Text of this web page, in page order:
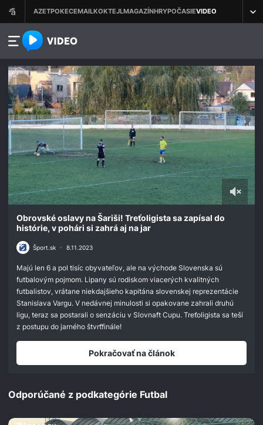
azet.video.sk
seconds
seconds
Obrovské oslavy na Šariši! Treťoligista sa zapísal do
histórie, v pohári si zahrá aj na jar
Šport.sk • 8.11.2023
Majú len 6 a pol tisíc obyvateľov, ale na východe Slovenska sú
futbalovým pojmom. Lipany sú rodiskom viacerých kvalitných
futbalistov, vrátane niekdajšieho kapitána slovenskej reprezentácie
Stanislava Vargu. V nedávnej minulosti si opakovane zahrali druhú
ligu, teraz sa postarali o senzáciu v Slovnaft Cupu. Treťoligista sa teší
z postupu do jarného štvrťfinále!
Pokračovať na článok
Odporúčané z podkategórie Futbal